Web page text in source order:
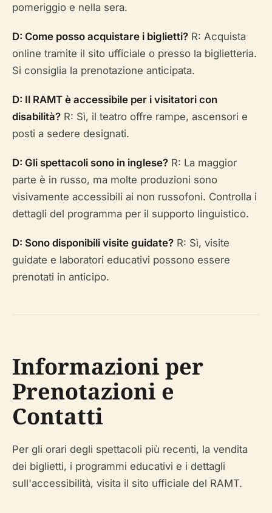
pomeriggio e nella sera.
D: Come posso acquistare i biglietti? R: Acquista
online tramite il sito ufficiale o presso la biglietteria.
Si consiglia la prenotazione anticipata.
D: Il RAMT è accessibile per i visitatori con
disabilità? R: Sì, il teatro offre rampe, ascensori e
posti a sedere designati.
D: Gli spettacoli sono in inglese? R: La maggior
parte è in russo, ma molte produzioni sono
visivamente accessibili ai non russofoni. Controlla i
dettagli del programma per il supporto linguistico.
D: Sono disponibili visite guidate? R: Sì, visite
guidate e laboratori educativi possono essere
prenotati in anticipo.
Informazioni per
Prenotazioni e
Contatti
Per gli orari degli spettacoli più recenti, la vendita
dei biglietti, i programmi educativi e i dettagli
sull'accessibilità, visita il sito ufficiale del RAMT.